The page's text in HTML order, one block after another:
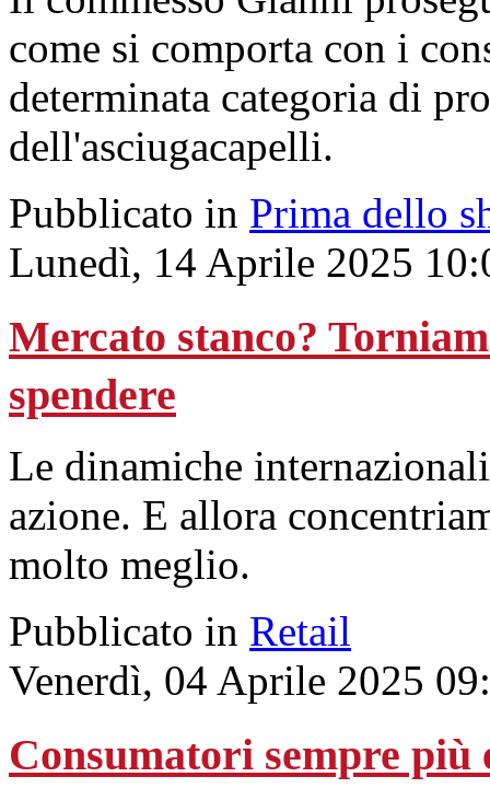
come si comporta con i
determinata categoria di
dell'asciugacapelli.
Pubblicato in Prima dello
Lunedì, 14 Aprile 2025
Mercato stanco?
spendere
Le dinamiche
azione. E allora
molto meglio.
Pubblicato in Retail
Venerdì, 04 Aprile 2025
Consumatori sempre